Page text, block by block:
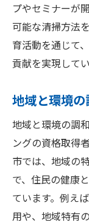
プやセミナーが
可能な清掃方法
育活動を通じて
貢献を実現してい
地域と環境
地域と環境の調
ングの資格取得
市では、地域の
で、住民の健康
ています。例え
用や、地域特有